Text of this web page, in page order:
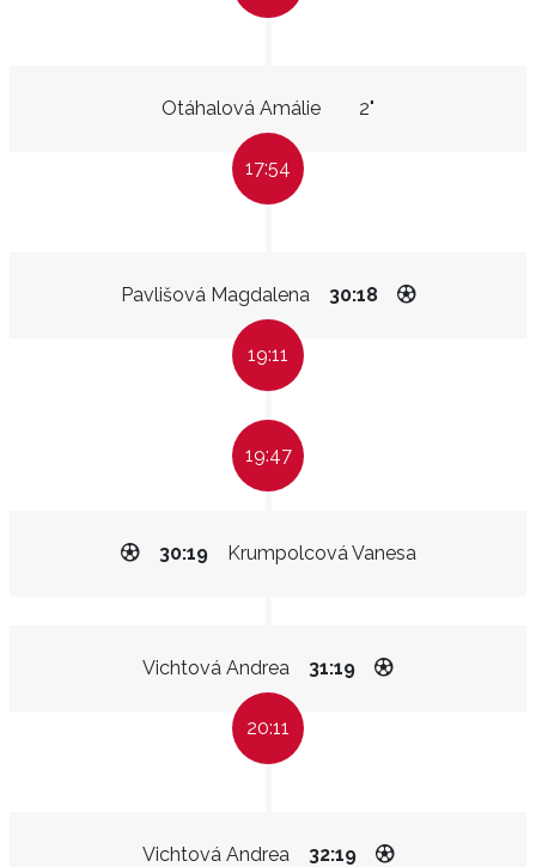
Otáhalová Amálie 2"
17:54
Pavlišová Magdalena 30:18
19:11
19:47
Krumpolcová Vanesa
30:19
Vichtová Andrea 31:19
20:11
Vichtová Andrea 32:19